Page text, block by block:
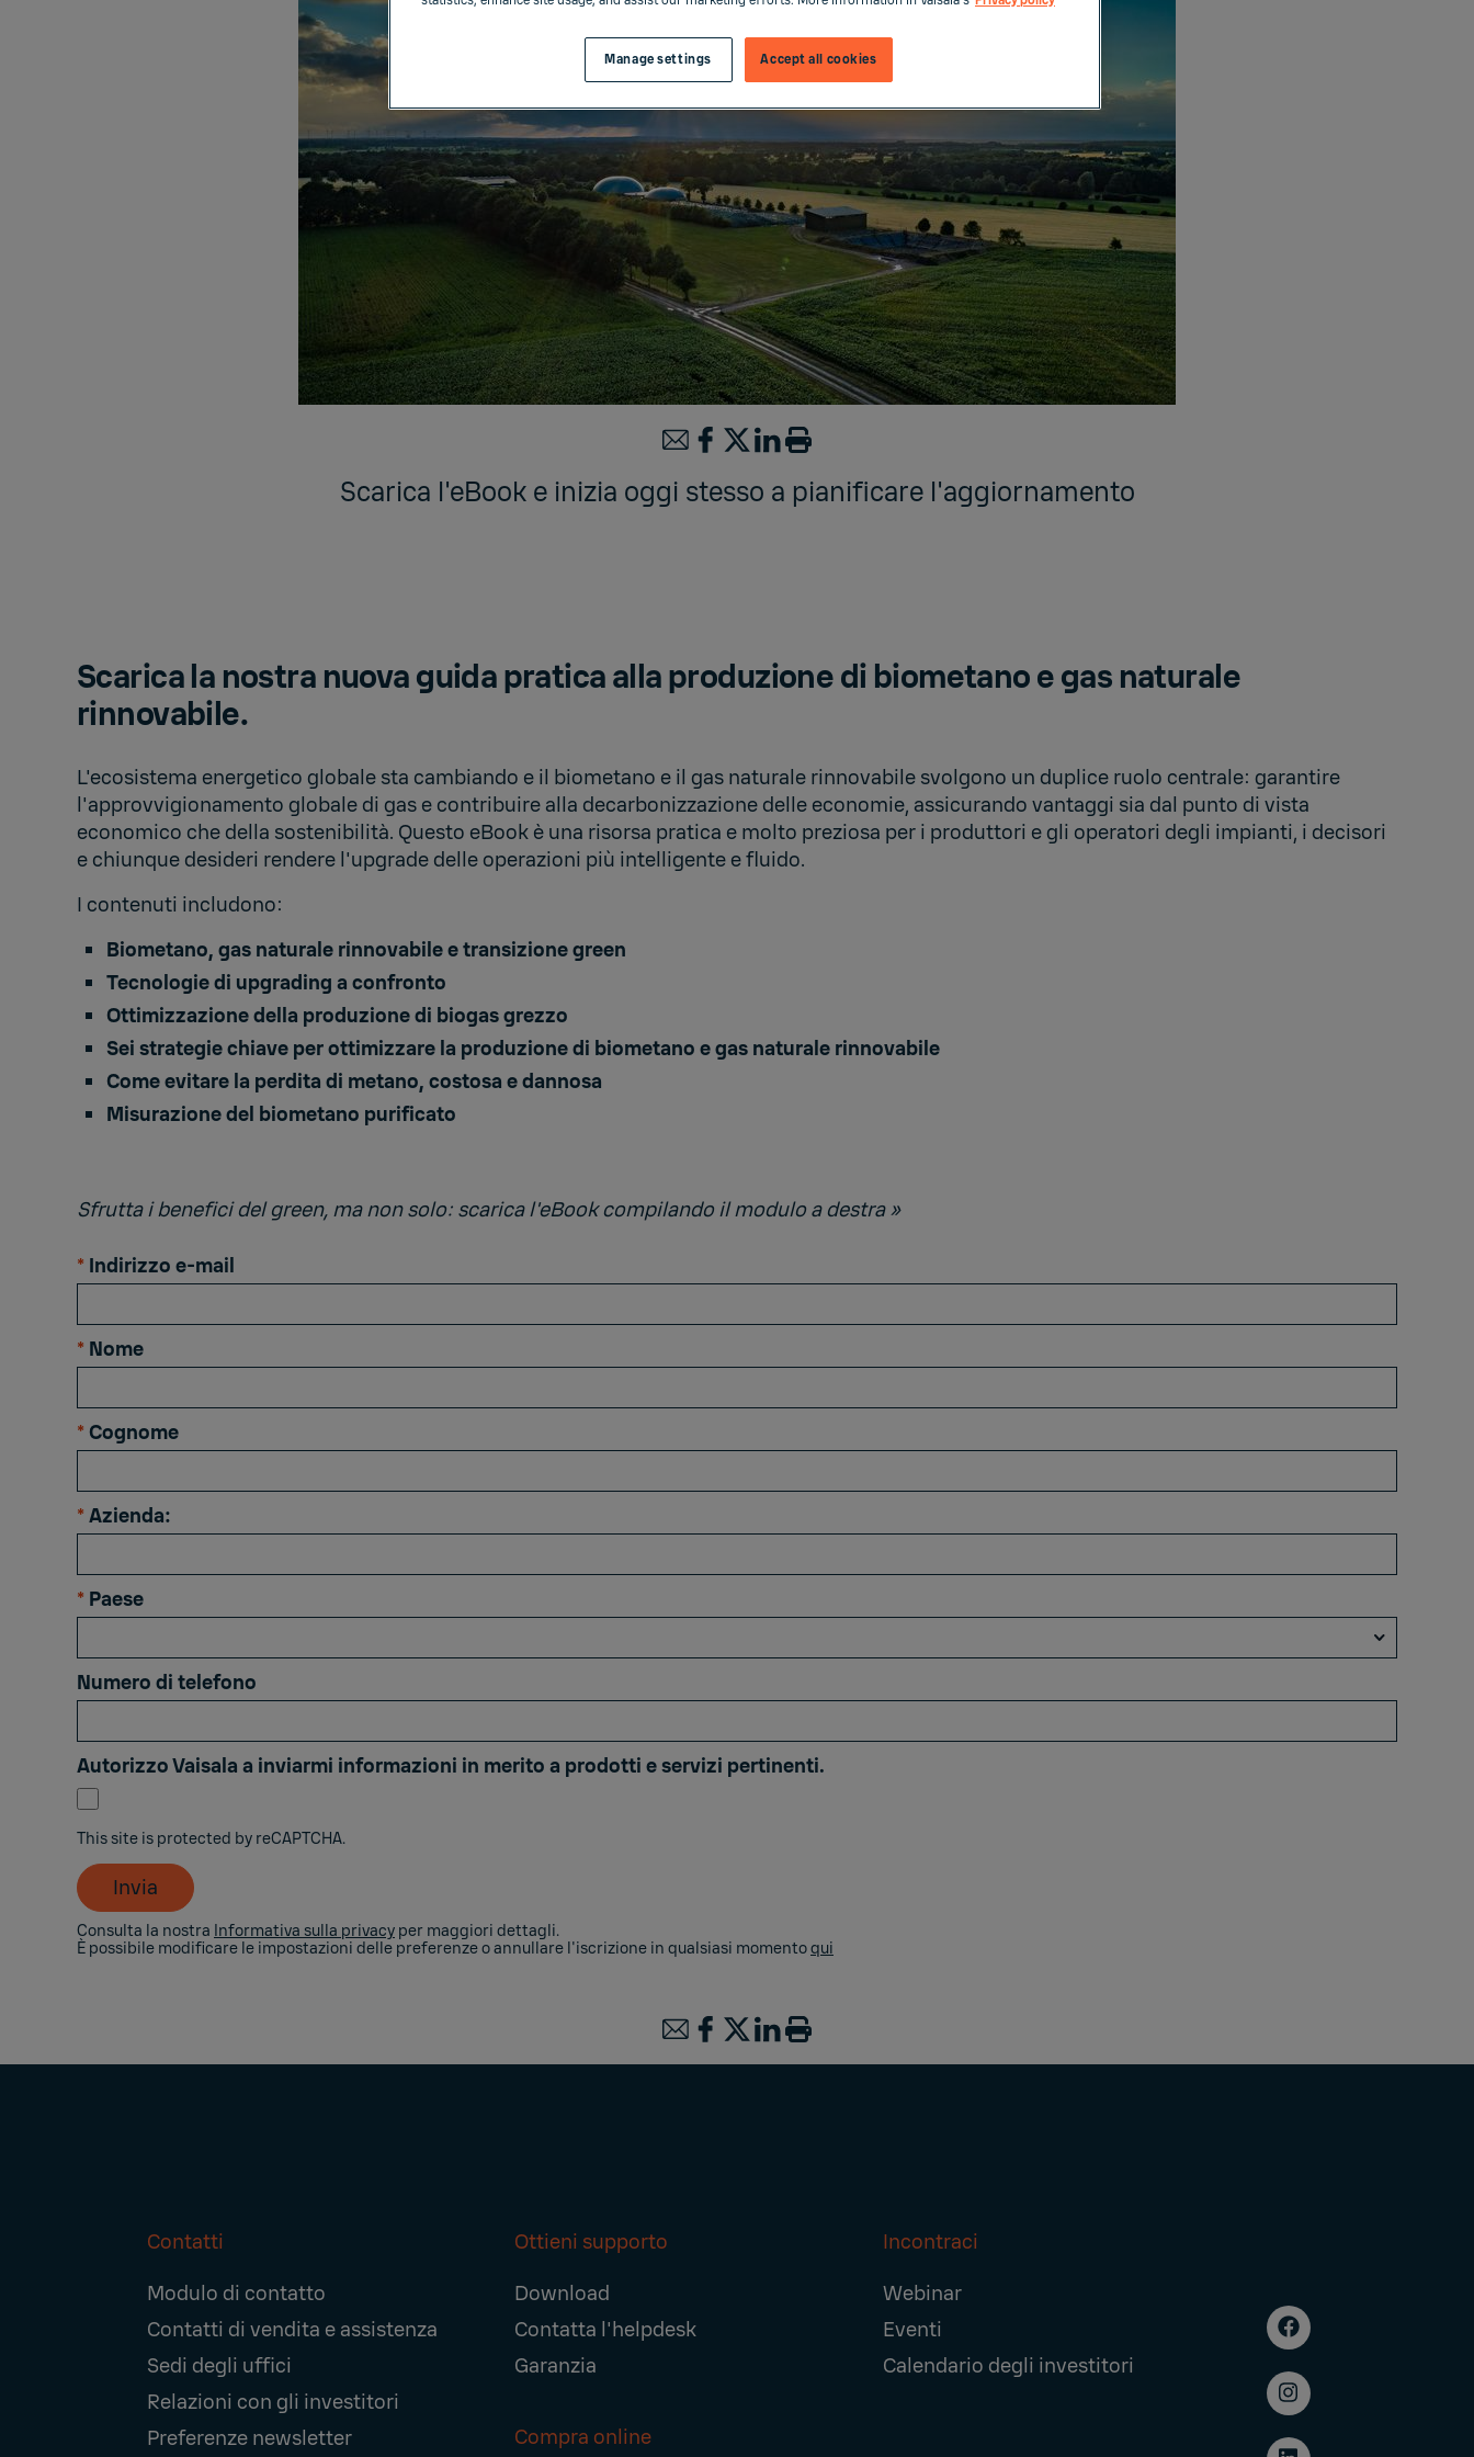
Scarica l'eBook e inizia oggi stesso a pianificare l'aggiornamento
Scarica la nostra nuova guida pratica alla produzione di biometano e gas naturale
rinnovabile.
L'ecosistema energetico globale sta cambiando e il biometano e il gas naturale rinnovabile svolgono un duplice ruolo centrale: garantire
l'approvvigionamento globale di gas e contribuire alla decarbonizzazione delle economie, assicurando vantaggi sia dal punto di vista
economico che della sostenibilità. Questo eBook è una risorsa pratica e molto preziosa per i produttori e gli operatori degli impianti, i decisori
e chiunque desideri rendere l'upgrade delle operazioni più intelligente e fluido.
I contenuti includono:
Biometano, gas naturale rinnovabile e transizione green
Tecnologie di upgrading a confronto
Ottimizzazione della produzione di biogas grezzo
Sei strategie chiave per ottimizzare la produzione di biometano e gas naturale rinnovabile
Come evitare la perdita di metano, costosa e dannosa
Misurazione del biometano purificato
Sfrutta i benefici del green, ma non solo: scarica l'eBook compilando il modulo a destra »
* Indirizzo e-mail
* Nome
* Cognome
* Azienda:
* Paese
Numero di telefono
Autorizzo Vaisala a inviarmi informazioni in merito a prodotti e servizi pertinenti.
This site is protected by reCAPTCHA.
Invia
Consulta la nostra Informativa sulla privacy per maggiori dettagli.
È possibile modificare le impostazioni delle preferenze o annullare l'iscrizione in qualsiasi momentoqui
Footer
Navigation
Contatti
Modulo di contatto
Contatti di vendita e assistenza
Sedi degli uffici
Relazioni con gli investitori
Preferenze newsletter
Ottieni supporto
Download
Contatta l'helpdesk
Garanzia
Incontraci
Webinar
Eventi
Calendario degli investitori
Compra online
Accept all cookies
Manage settings